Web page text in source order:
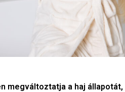
megváltoztatja a haj